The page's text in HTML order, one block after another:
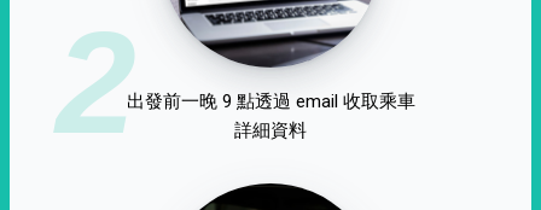
2出發前一晚 9 點透過 email 收取乘車
詳細資料